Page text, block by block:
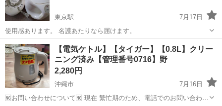
東京駅
7月17日
使用感あります。 名護あたりなら届けます。
沖縄 国頭郡 東京駅 キッチン家電
【電気ケトル】【タイガー】【0.8L】クリー
ニング済み【管理番号0716】野
2,280円
沖縄市
7月16日
🆖お問い合わせについて🆖 現在 繁忙期のため、電話でのお問い合わせ